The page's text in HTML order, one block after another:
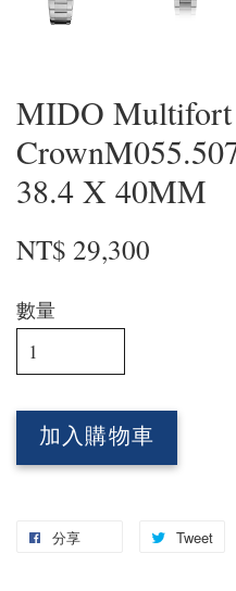
MIDO Multifort
38.4 X 40MM
NT$ 29,300
數量
加入購物車
分享 Tweet